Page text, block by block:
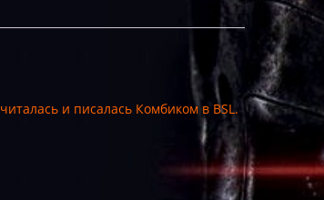
читалась и писалась Комбиком в BSL.